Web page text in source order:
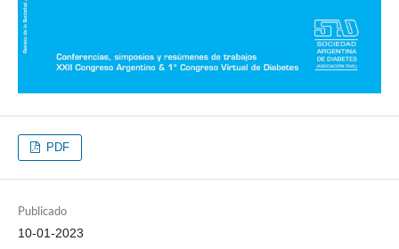
PDF
Publicado
10-01-2023